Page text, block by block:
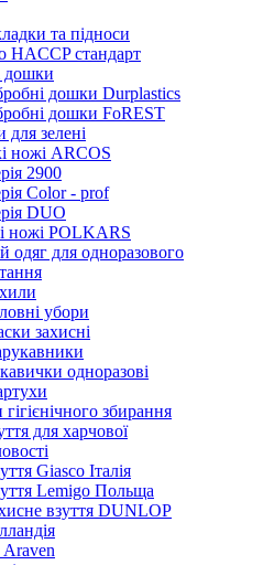
та підноси
HACCP стандарт
дошки
дошки Durplastics
дошки FoREST
зелені
ножі ARCOS
2900
Color - prof
DUO
ножі POLKARS
одяг для одноразового
убори
захисні
одноразові
збирання
для харчової
Giasco Італія
Lemigo Польща
взуття DUNLOP